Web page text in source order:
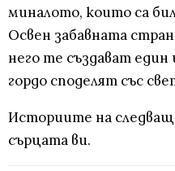
миналото, които са
Освен забавната
него те създават
гордо споделят със
Историите на
сърцата ви.